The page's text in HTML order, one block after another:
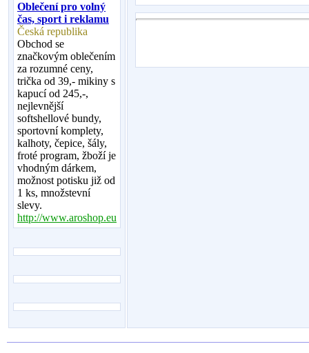
Oblečení pro volný
čas, sport i reklamu
Česká republika
Obchod se
značkovým oblečením
za rozumné ceny,
trička od 39,- mikiny s
kapucí od 245,-,
nejlevnější
softshellové bundy,
sportovní komplety,
kalhoty, čepice, šály,
froté program, žboží je
vhodným dárkem,
možnost potisku již od
1 ks, množstevní
slevy.
http://www.aroshop.eu